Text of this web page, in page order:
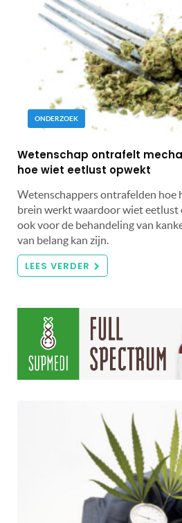
ONDERZOEK
Wetenschap ontrafelt
hoe wiet eetlust opwekt
Wetenschappers ontrafelden hoe
brein werkt waardoor wiet eetlust
ook voor de behandeling van
van belang kan zijn.
LEES VERDER